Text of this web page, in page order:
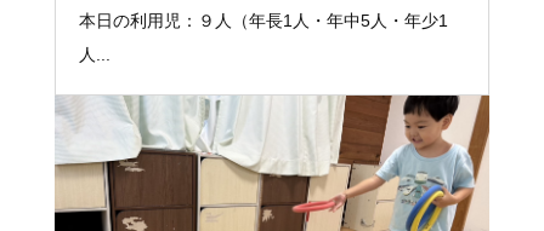
本日の利用児：９人（年長1人・年中5人・年少1
人...